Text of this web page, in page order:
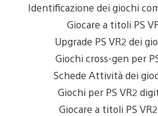
Identificazione dei giochi
Giocare a titoli PS
Upgrade PS VR2 dei
Giochi cross-gen per
Schede Attività dei
Giochi per PS VR2
Giocare a titoli PS